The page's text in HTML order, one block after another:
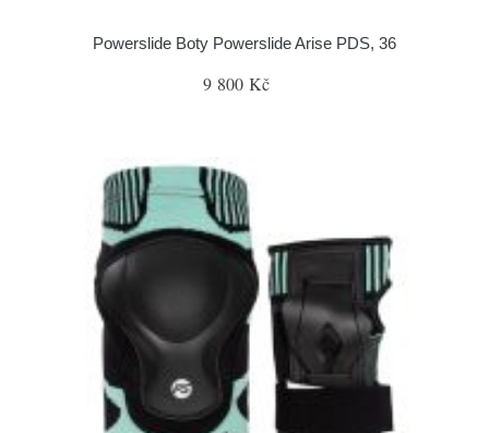
Powerslide Boty Powerslide Arise PDS, 36
9 800 Kč